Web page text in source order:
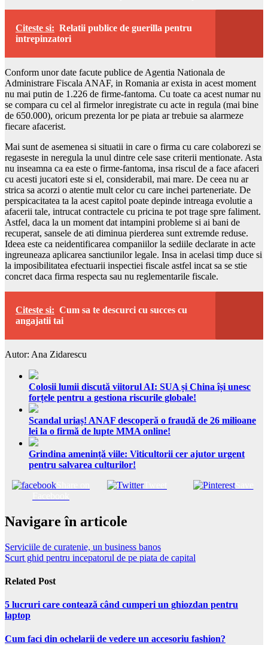
Citeste si: Relatii publice de guerilla pentru
intrepinzatori
Conform unor date facute publice de Agentia Nationala de
Administrare Fiscala ANAF, in Romania ar exista in acest moment
nu mai putin de 1.226 de firme-fantoma. Cu toate ca acest numar nu
se compara cu cel al firmelor inregistrate cu acte in regula (mai bine
de 650.000), oricum prezenta lor pe piata ar trebuie sa alarmeze
fiecare afacerist.
Mai sunt de asemenea si situatii in care o firma cu care colaborezi se
regaseste in neregula la unul dintre cele sase criterii mentionate. Asta
nu inseamna ca ea este o firme-fantoma, insa riscul de a face afaceri
cu acesti jucatori este si el, considerabil, mai mare. De ceea nu ar
strica sa acorzi o atentie mult celor cu care inchei parteneriate. De
perspicacitatea ta la acest capitol poate depinde intreaga evolutie a
afacerii tale, intrucat contractele cu pricina te pot trage spre faliment.
Astfel, daca la un moment dat intampini probleme si ai bani de
recuperat, sansele de ati diminua pierderea sunt extremde reduse.
Ideea este ca neidentificarea companiilor la sediile declarate in acte
ingreuneaza aplicarea sanctiunilor legale. Insa in acelasi timp duce si
la imposibilitatea efectuarii inspectiei fiscale astfel incat sa se stie
concret daca firma respecta sau nu reglementarile fiscale.
Citeste si: Cum sa te descurci cu succes cu
angajatii tai
Autor: Ana Zidarescu
Colosii lumii discută viitorul AI: SUA și China își unesc
forțele pentru a gestiona riscurile globale!
Scandal uriaș! ANAF descoperă o fraudă de 26 milioane
lei la o firmă de lupte MMA online!
Grindina amenință viile: Viticultorii cer ajutor urgent
pentru salvarea culturilor!
Tweet Save
Navigare în articole
Serviciile de curatenie, un business banos
Scurt ghid pentru incepatorul de pe piata de capital
Related Post
5 lucruri care contează când cumperi un ghiozdan pentru
laptop
Cum faci din ochelarii de vedere un accesoriu fashion?